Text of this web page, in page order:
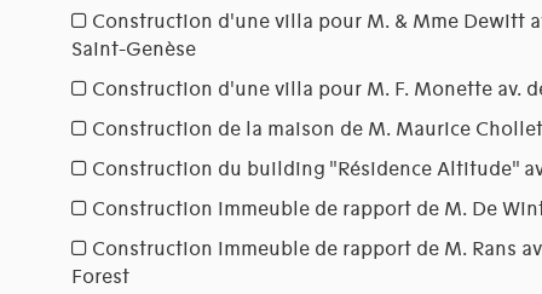
Construction d'une villa pour M. & Mme Dewitt
Saint-Genèse
Construction d'une villa pour M. F. Monette av.
Construction de la maison de M. Maurice
Construction du building "Résidence Altitude"
Construction immeuble de rapport de M. De
Construction immeuble de rapport de M. Rans
Forest